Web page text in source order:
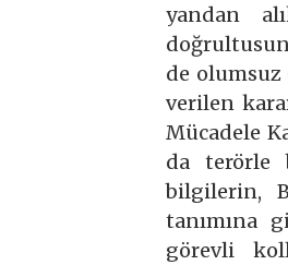
yandan
de
verilen
Mücadele
da terörle
bilgilerin,
tanımına
görevli